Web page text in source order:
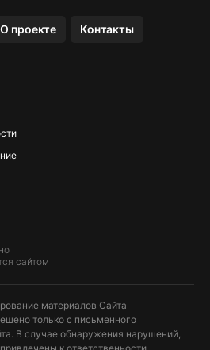
О проекте Контакты
сайтом
материалов Сайта
только с письменного
В случае обнаружения нарушений,